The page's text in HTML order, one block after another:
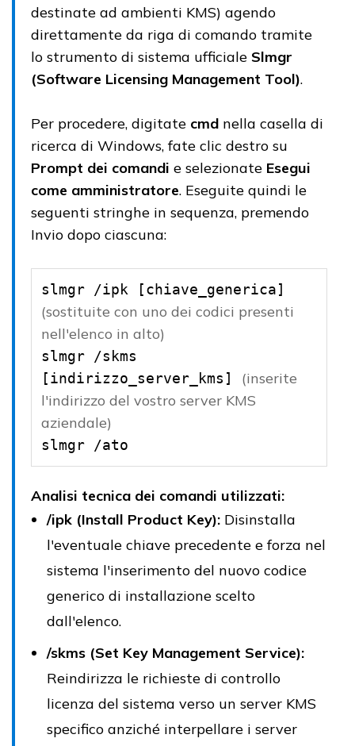
destinate ad ambienti KMS) agendo
direttamente da riga di comando tramite
lo strumento di sistema ufficiale Slmgr
(Software Licensing Management Tool).
Per procedere, digitate cmd nella casella di
ricerca di Windows, fate clic destro su
Prompt dei comandi e selezionate Esegui
come amministratore. Eseguite quindi le
seguenti stringhe in sequenza, premendo
Invio dopo ciascuna:
(sostituite con uno dei codici presenti
nell'elenco in alto)
slmgr /skms
[indirizzo_server_kms] (inserite
l'indirizzo del vostro server KMS
aziendale)
slmgr /ato
Analisi tecnica dei comandi utilizzati:
/ipk (Install Product Key): Disinstalla
l'eventuale chiave precedente e forza nel
sistema l'inserimento del nuovo codice
generico di installazione scelto
dall'elenco.
/skms (Set Key Management Service):
Reindirizza le richieste di controllo
licenza del sistema verso un server KMS
specifico anziché interpellare i server